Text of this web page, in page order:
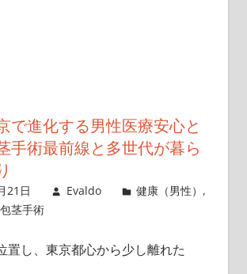
で進化する男性医療安心と
手術最前線と多世代が暮ら
21日 Evaldo 健康（男性） ,
包茎手術
置し、東京都心から少し離れた